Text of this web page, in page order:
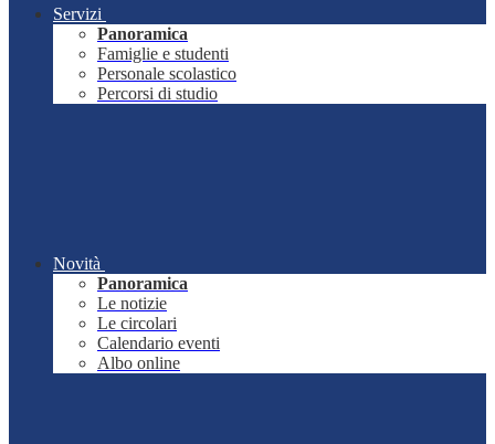
Servizi
Panoramica
Famiglie e studenti
Personale scolastico
Percorsi di studio
Novità
Panoramica
Le notizie
Le circolari
Calendario eventi
Albo online